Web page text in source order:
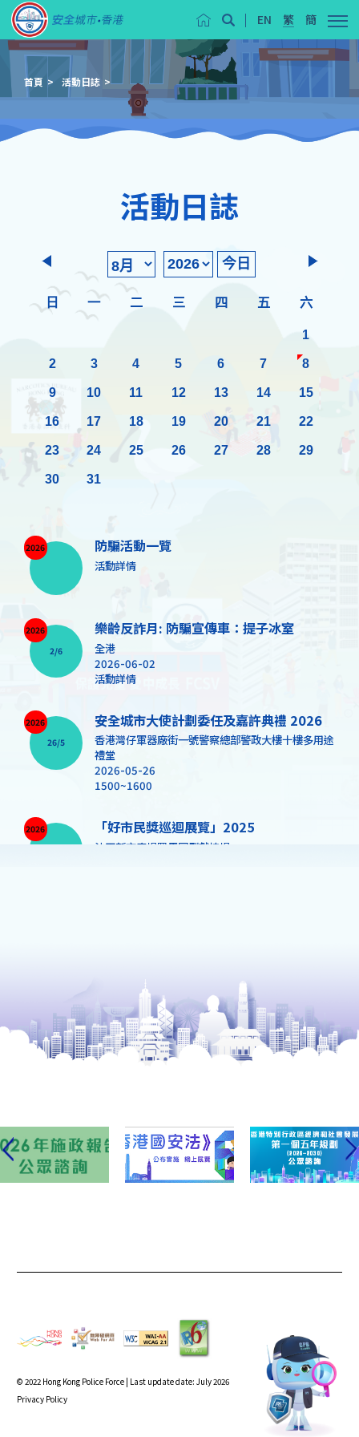
EN 繁 簡
首頁 活動日誌
活動日誌
今日
日 一 二 三 四 五 六
1
2
3 4 5 6 7
8
9
10 11 12 13 14
15
16
17 18 19 20 21
22
23
24 25 26 27 28
29
30
31
2026 防騙活動一覽
活動詳情
2026
2/6
樂齡反詐月: 防騙宣傳車：提子冰室
全港
2026-06-02
活動詳情
2026
26/5
安全城市大使計劃委任及嘉許典禮 2026
香港灣仔軍器廠街一號警察總部警政大樓十樓多用途
禮堂
2026-05-26
1500~1600
2026
「好市民獎巡迴展覽」2025
沙田新市廣場羅馬圓型獻技場
0900~1230 & 1330~1700
2026
31/3 - 30/4
反大麻及反依托咪酯月2026 ─「禁毒領袖
移動學院」正式啟動！
活動詳情
2026
香港花卉展覽 2026 – 「國安號 - 維多利亞
公園站」
視翡翠台及港台電視 31 台將同步直播頒獎典禮)
2026-03-14
「陶鑄國情‧馬躍新程」新春國安藝聚
© 2022 Hong Kong Police Force | Last update date: July 2026
Privacy Policy